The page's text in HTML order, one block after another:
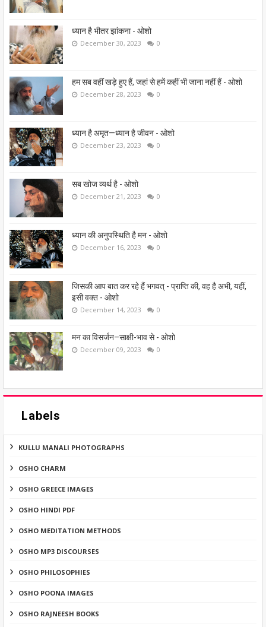
ध्यान है भीतर झांकना - ओशो
December 30, 2023 0
हम सब वहीं खड़े हुए हैं, जहां से हमें कहीं भी जाना नहीं हैं - ओशो
December 28, 2023 0
ध्यान है अमृत—ध्यान है जीवन - ओशो
December 23, 2023 0
सब खोज व्यर्थ है - ओशो
December 21, 2023 0
ध्यान की अनुपस्थिति है मन - ओशो
December 16, 2023 0
जिसकी आप बात कर रहे हैं भगवत् - प्राप्ति की, वह है अभी, यहीं,
इसी वक्त - ओशो
December 14, 2023 0
मन का विसर्जन–साक्षी-भाव से - ओशो
December 09, 2023 0
Labels
KULLU MANALI PHOTOGRAPHS
OSHO CHARM
OSHO GREECE IMAGES
OSHO HINDI PDF
OSHO MEDITATION METHODS
OSHO MP3 DISCOURSES
OSHO PHILOSOPHIES
OSHO POONA IMAGES
OSHO RAJNEESH BOOKS